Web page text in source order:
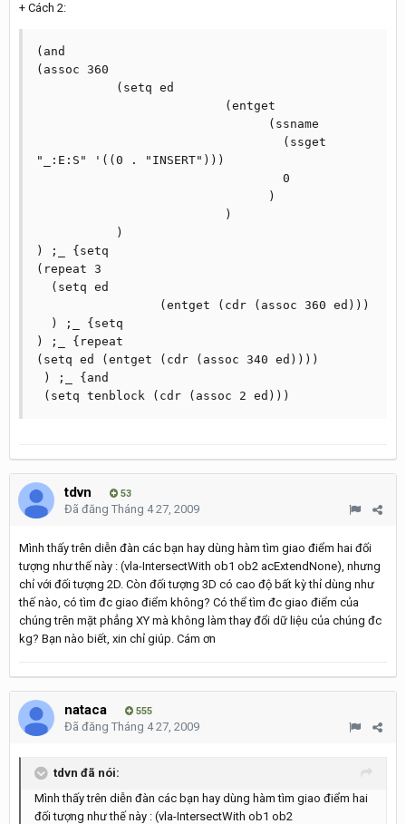
+ Cách 2:
(and
(assoc 360
"_:E:S" '((0 . "INSERT")))
) ;_ {setq
(repeat	3
) ;_ {repeat
(setq ed (entget (cdr (assoc 340 ed))))
tdvn 53
Đã đăng Tháng 4 27, 2009
Mình thấy trên diễn đàn các bạn hay dùng hàm tìm giao điểm hai đối
tượng như thế này : (vla-IntersectWith ob1 ob2 acExtendNone), nhưng
chỉ với đối tượng 2D. Còn đối tượng 3D có cao độ bất kỳ thỉ dùng như
thế nào, có tìm đc giao điểm không? Có thể tìm đc giao điểm của
chúng trên mặt phẳng XY mà không làm thay đổi dữ liệu của chúng đc
kg? Bạn nào biết, xin chỉ giúp. Cám ơn
nataca 555
Đã đăng Tháng 4 27, 2009
tdvn đã nói:
Mình thấy trên diễn đàn các bạn hay dùng hàm tìm giao điểm hai
đối tượng như thế này : (vla-IntersectWith ob1 ob2